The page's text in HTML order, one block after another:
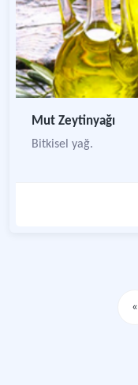
Mut Zeytinyağı
Bitkisel yağ.
«